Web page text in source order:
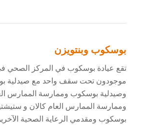
بوسكوب وبنتويزن
تقع عيادة بوسكوب في المركز الصحي
موجودون تحت سقف واحد مع صيدلية
وصيدلية بوسكوب وممارسة الممارس
وممارسة الممارس العام كالان و
بوسكوب ومقدمي الرعاية الصحية